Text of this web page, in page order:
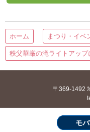
ホーム まつり・イベ
秩父華厳の滝ライトアッ
〒369-1492
モ